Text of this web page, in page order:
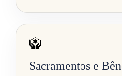
Sacramentos e